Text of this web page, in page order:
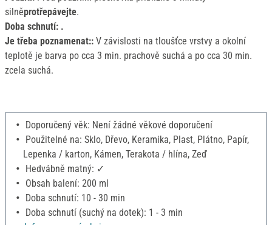
silněprotřepávejte.
Doba schnutí: .
Je třeba poznamenat:: V závislosti na tloušťce vrstvy a okolní
teplotě je barva po cca 3 min. prachově suchá a po cca 30 min.
zcela suchá.
Doporučený věk: Není žádné věkové doporučení
Použitelné na: Sklo, Dřevo, Keramika, Plast, Plátno, Papír,
Lepenka / karton, Kámen, Terakota / hlína, Zeď
Hedvábně matný: ✓
Obsah balení: 200 ml
Doba schnutí: 10 - 30 min
Doba schnutí (suchý na dotek): 1 - 3 min